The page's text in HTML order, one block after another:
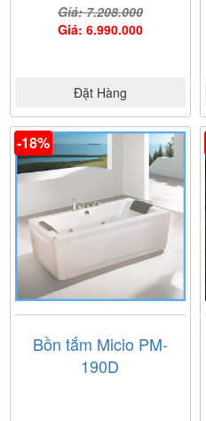
Giá: 7.208.000
Giá: 6.990.000
Đặt Hàng
-18%
Bồn tắm Micio PM-
190D